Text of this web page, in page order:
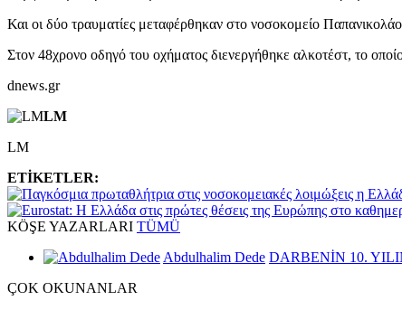
Και οι δύο τραυματίες μεταφέρθηκαν στο νοσοκομείο
Στον 48χρονο οδηγό του οχήματος διενεργήθηκε αλκοτέστ, το
dnews.gr
LM
LM
ETİKETLER:
KÖŞE YAZARLARI TÜMÜ
Abdulhalim Dede DARBENİN 10.
ÇOK OKUNANLAR